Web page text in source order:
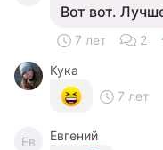
Вот вот.
7 лет 2
Кука
7 лет
Ев
Евгений